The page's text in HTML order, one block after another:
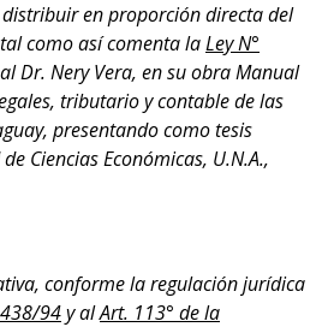
en proporción directa del
como así comenta laLey N°
Dr. Nery Vera, en su obra Manual
tributario y contable de las
presentando como tesis
Ciencias Económicas, U.N.A.,
conforme la regulación jurídica
94y alArt. 113° de la